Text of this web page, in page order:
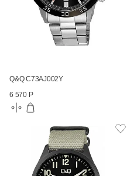
Q&Q C73AJ002Y
6 570 Р